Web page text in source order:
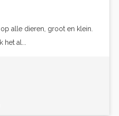
alle dieren, groot en klein.
al...